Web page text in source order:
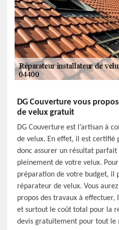
DG Couverture vous
de velux gratuit
DG Couverture est l’artisan à
de velux. En effet, il est certifié
donc assurer un résultat
pleinement de votre velux.
préparation de votre budget, il
réparateur de velux. Vous
propos des travaux à effectuer,
et surtout le coût total pour la
devis gratuitement pour tout le